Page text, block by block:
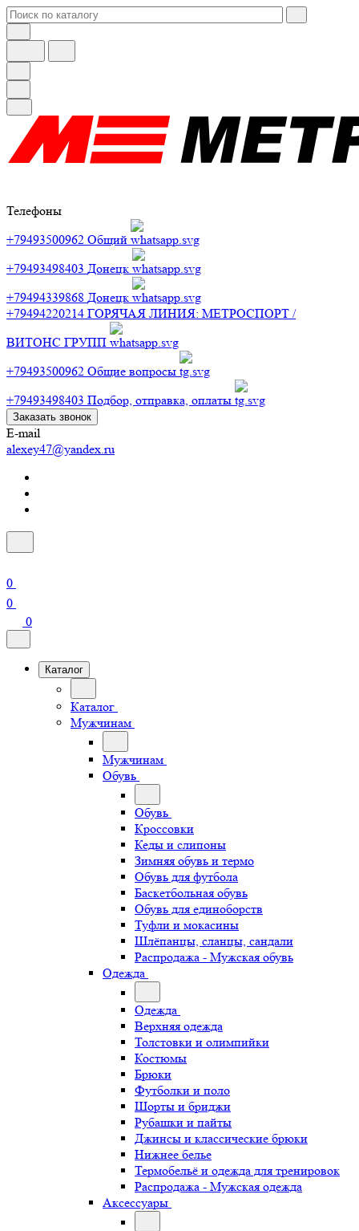
Телефоны
+79493500962 Общий
+79493498403 Донецк
+79494339868 Донецк
+79494220214 ГОРЯЧАЯ ЛИНИЯ: МЕТРОСПОРТ /
ВИТОНС ГРУПП
+79493500962 Общие вопросы
+79493498403 Подбор, отправка, оплаты
Заказать звонок
E-mail
alexey47@yandex.ru
0
0
0
Каталог
Каталог
Мужчинам
Мужчинам
Обувь
Обувь
Кроссовки
Кеды и слипоны
Зимняя обувь и термо
Обувь для футбола
Баскетбольная обувь
Обувь для единоборств
Туфли и мокасины
Шлёпанцы, сланцы, сандали
Распродажа - Мужская обувь
Одежда
Одежда
Верхняя одежда
Толстовки и олимпийки
Костюмы
Брюки
Футболки и поло
Шорты и бриджи
Рубашки и пайты
Джинсы и классические брюки
Нижнее белье
Термобельё и одежда для тренировок
Распродажа - Мужская одежда
Аксессуары